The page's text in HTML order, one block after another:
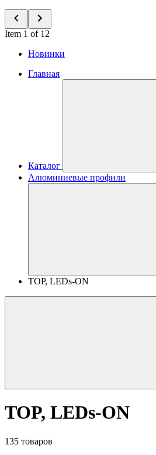
Item 1 of 12
Новинки
Главная
Каталог
Алюминиевые профили
TOP, LEDs-ON
TOP, LEDs-ON
135 товаров